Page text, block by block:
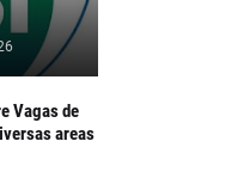
Vagas de
areas